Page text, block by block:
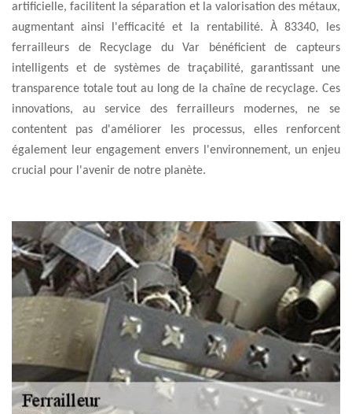
artificielle, facilitent la séparation et la valorisation des métaux,
augmentant ainsi l'efficacité et la rentabilité. À 83340, les
ferrailleurs de Recyclage du Var bénéficient de capteurs
intelligents et de systèmes de traçabilité, garantissant une
transparence totale tout au long de la chaîne de recyclage. Ces
innovations, au service des ferrailleurs modernes, ne se
contentent pas d'améliorer les processus, elles renforcent
également leur engagement envers l'environnement, un enjeu
crucial pour l'avenir de notre planète.